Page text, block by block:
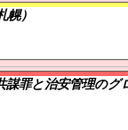
）
罪と治安管理の